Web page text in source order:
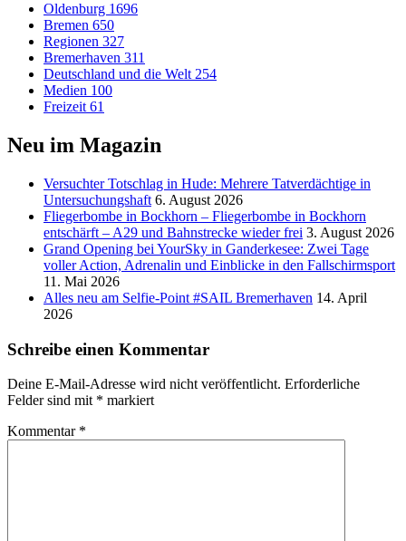
Oldenburg 1696
Bremen 650
Regionen 327
Bremerhaven 311
Deutschland und die Welt 254
Medien 100
Freizeit 61
Neu im Magazin
Versucht­er Totschlag in Hude: Mehrere Tatverdächtige in
Untersuchungshaft 6. August 2026
Fliegerbombe in Bockhorn – Fliegerbombe in Bockhorn
entschärft – A29 und Bahnstrecke wieder frei 3. August 2026
Grand Opening bei YourSky in Ganderkesee: Zwei Tage
voller Action, Adrenalin und Einblicke in den Fallschirmsport
11. Mai 2026
Alles neu am Selfie-Point #SAIL Bremerhaven 14. April
2026
Schreibe einen Kommentar
Deine E-Mail-Adresse wird nicht veröffentlicht. Erforderliche
Felder sind mit * markiert
Kommentar *